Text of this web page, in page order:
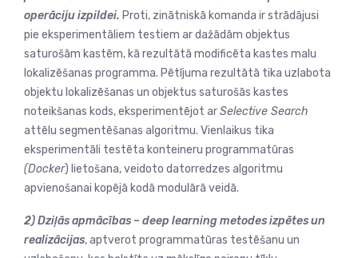
operāciju izpildei. Proti, zinātniskā komanda ir strādājusi
pie eksperimentāliem testiem ar dažādām objektus
saturošām kastēm, kā rezultātā modificēta kastes malu
lokalizēšanas programma. Pētījuma rezultātā tika uzlabota
objektu lokalizēšanas un objektus saturošās kastes
noteikšanas kods, eksperimentējot arSelective Search
attēlu segmentēšanas algoritmu. Vienlaikus tika
eksperimentāli testēta konteineru programmatūras
(Docker) lietošana, veidoto datorredzes algoritmu
apvienošanai kopējā kodā modulārā veidā.
2)Dziļās apmācības – deep learning metodes izpētes un
realizācijas, aptverot programmatūras testēšanu un